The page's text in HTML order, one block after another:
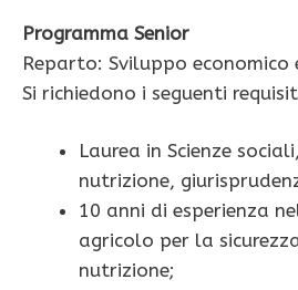
Programma Senior
Reparto: Sviluppo economico
Si richiedono i seguenti
Laurea in Scienze
nutrizione,
10 anni di esperienza
agricolo per la
nutrizione;